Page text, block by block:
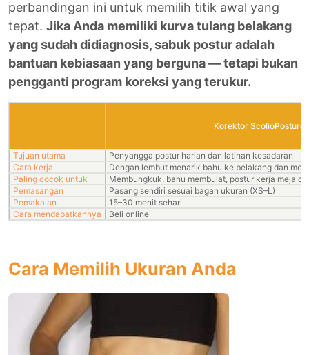
perbandingan ini untuk memilih titik awal yang
tepat. Jika Anda memiliki kurva tulang belakang
yang sudah didiagnosis, sabuk postur adalah
bantuan kebiasaan yang berguna — tetapi bukan
pengganti program koreksi yang terukur.
Korektor ScolioPosture™
Tujuan utama
Penyangga postur harian dan latihan kesadaran
Cara kerja
Dengan lembut menarik bahu ke belakang dan
Paling cocok untuk
Membungkuk, bahu membulat, postur kerja meja
Pemasangan
Pasang sendiri sesuai bagan ukuran (XS–L)
Pemakaian
15–30 menit sehari
Cara mendapatkannya
Beli online
Cara Memilih Ukuran Anda